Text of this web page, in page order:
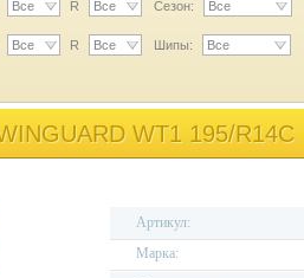
Все R Все Сезон: Все
Все R Все Шипы: Все
WT1 195/R14C
Артикул:
Марка: